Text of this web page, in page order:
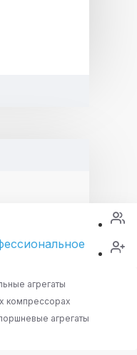
агрегаты
компрессорах
агрегаты